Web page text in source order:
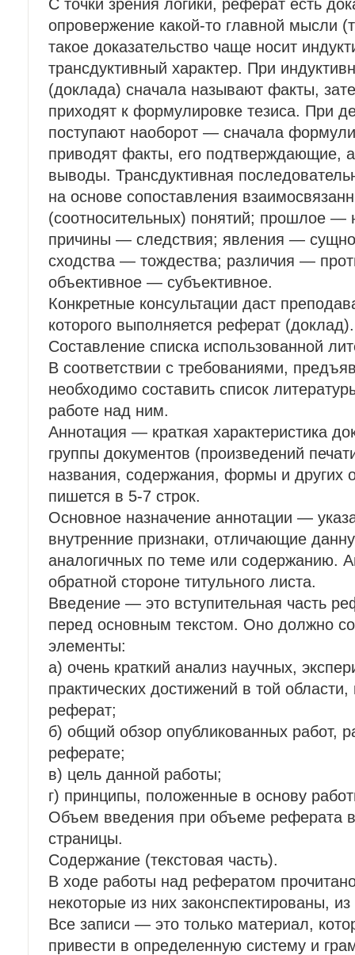
С точки зрения логики, реферат есть
опровержение какой-то главной мысли
такое доказательство чаще носит
трансдуктивный характер. При
(доклада) сначала называют факты,
приходят к формулировке тезиса. При
поступают наоборот — сначала
приводят факты, его подтверждающие,
выводы. Трансдуктивная
на основе сопоставления
(соотносительных) понятий; прошлое
причины — следствия; явления —
сходства — тождества; различия —
объективное — субъективное.
Конкретные консультации даст
которого выполняется реферат (доклад).
Составление списка использованной
В соответствии с требованиями,
необходимо составить список
работе над ним.
Аннотация — краткая характеристика
группы документов (произведений
названия, содержания, формы и других
пишется в 5-7 строк.
Основное назначение аннотации —
внутренние признаки, отличающие
аналогичных по теме или содержанию.
обратной стороне титульного листа.
Введение — это вступительная часть
перед основным текстом. Оно должно
элементы:
а) очень краткий анализ научных,
практических достижений в той
реферат;
б) общий обзор опубликованных работ,
реферате;
в) цель данной работы;
г) принципы, положенные в основу
Объем введения при объеме реферата
страницы.
Содержание (текстовая часть).
В ходе работы над рефератом прочитано
некоторые из них законспектированы,
Все записи — это только материал,
привести в определенную систему и